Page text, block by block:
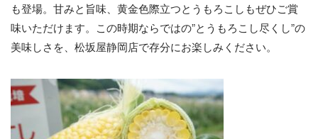
も登場。甘みと旨味、黄金色際立つとうもろこしもぜひご賞
味いただけます。この時期ならではの”とうもろこし尽くし”の
美味しさを、松坂屋静岡店で存分にお楽しみください。